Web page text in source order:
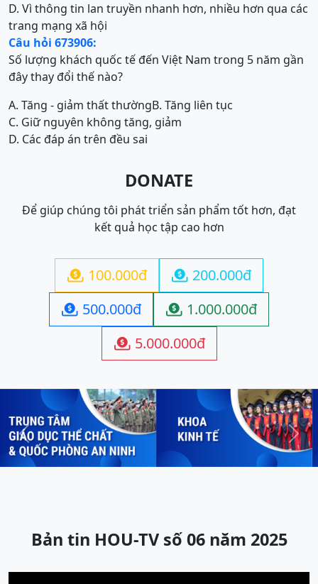
D. Vì thông tin lan truyền nhanh hơn, nhiều hơn qua các
trang mạng xã hội
Câu hỏi 673906:
Số lượng khách quốc tế đến Việt Nam trong 5 năm gần
đây thay đổi thế nào?
A. Tăng - giảm thất thườngB. Tăng liên tục
C. Giữ nguyên không tăng, giảm
D. Các đáp án trên đều sai
DONATE
Để giúp chúng tôi phát triển sản phẩm tốt hơn, đạt
kết quả học tập cao hơn
 100.000đ  200.000đ
 500.000đ  1.000.000đ
 5.000.000đ
Previous Next
Bản tin HOU-TV số 06 năm 2025